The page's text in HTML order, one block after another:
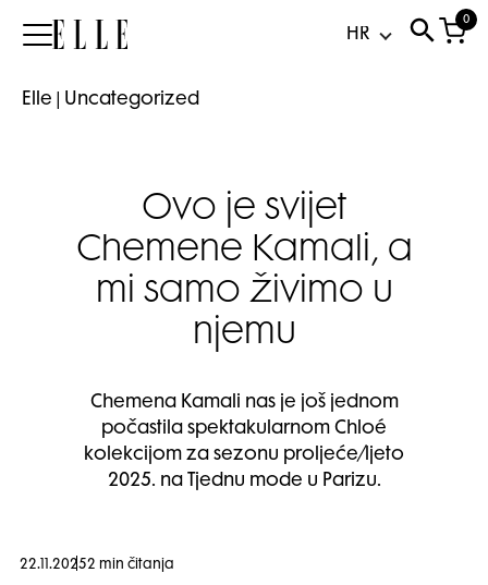
Elle
0
Elle Uncategorized
Ovo je svijet
Chemene Kamali, a
mi samo živimo u
njemu
Chemena Kamali nas je još jednom
počastila spektakularnom Chloé
kolekcijom za sezonu proljeće/ljeto
2025. na Tjednu mode u Parizu.
22.11.20252 min čitanja